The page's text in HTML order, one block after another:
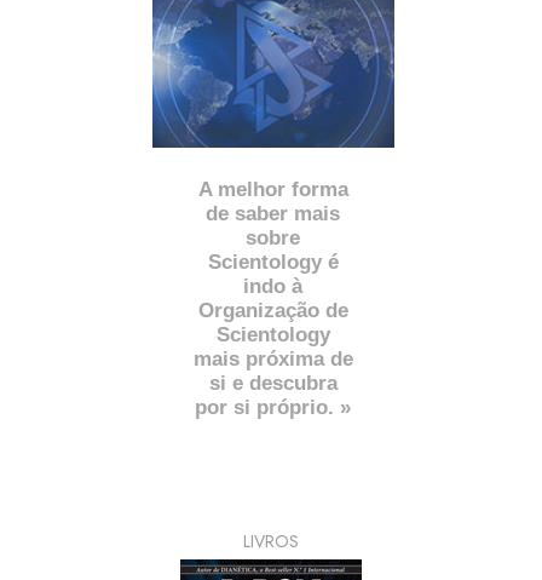
A melhor forma
de saber mais
sobre
Scientology é
indo à
Organização de
Scientology
mais próxima de
si e descubra
por si próprio. »
LIVROS